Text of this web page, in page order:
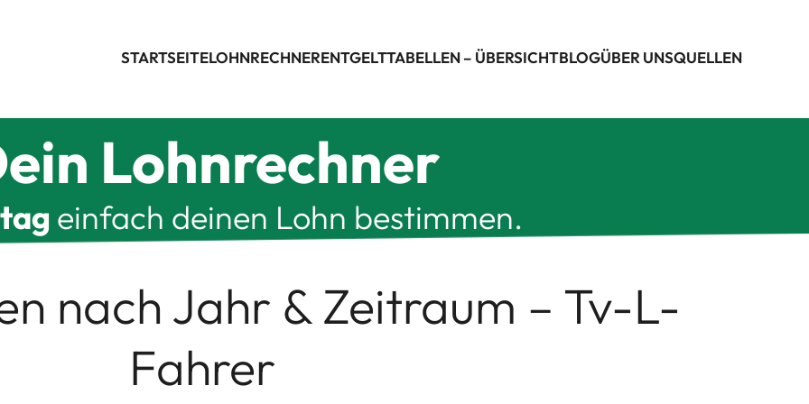
STARTSEITELOHNRECHNERENTGELTTABELLEN – ÜBERSICHTBLOGÜBER UNSQUELLEN
Lohnrechner
einfach deinen Lohn bestimmen.
nach Jahr & Zeitraum – Tv-L-
Fahrer